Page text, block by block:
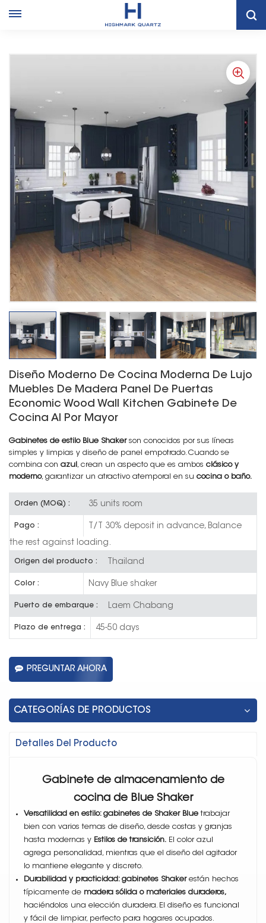
Madera Panel De Puertas Economic Wood Wall Kitchen
Gabinete De Cocina Al Por Mayor
Diseño Moderno De Cocina Moderna De Lujo
Muebles De Madera Panel De Puertas
Economic Wood Wall Kitchen Gabinete De
Cocina Al Por Mayor
Gabinetes de estilo Blue Shakerson conocidos por sus líneas
simples y limpias y diseño de panel empotrado. Cuando se
combina con azul , crean un aspecto que es ambos clásico y
moderno, garantizar un atractivo atemporal en su cocina o baño.
Orden (MOQ) : 35 units room
Pago : T/T 30% deposit in advance, Balance
the rest against loading.
Origen del producto : Thailand
Color : Navy Blue shaker
Puerto de embarque : Laem Chabang
Plazo de entrega : 45-50 days
PREGUNTAR AHORA
CATEGORÍAS DE PRODUCTOS
Detalles Del Producto
Gabinete de almacenamiento de
cocina de Blue Shaker
Versatilidad en estilo: gabinetes de Shaker Bluetrabajar
bien con varios temas de diseño, desde costas y granjas
hasta modernas y Estilos de transición. El color azul
agrega personalidad, mientras que el diseño del agitador
lo mantiene elegante y discreto.
Durabilidad y practicidad: gabinetes Shakerestán hechos
típicamente de madera sólida o materiales duraderos,
haciéndolos una elección duradera. El diseño es funcional
y fácil de limpiar, perfecto para hogares ocupados.